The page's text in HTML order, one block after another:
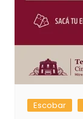
Escobar